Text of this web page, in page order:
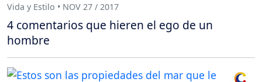
Vida y Estilo • NOV 27 / 2017
4 comentarios que hieren el ego de un
hombre